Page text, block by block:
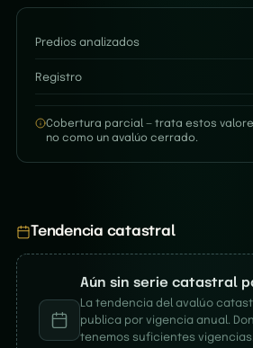
Predios analizados
Registro
Cobertura parcial — trata estos
no como un avalúo cerrado.
Tendencia catastral
Aún sin serie catastral
La tendencia del avalúo
publica por vigencia anual.
tenemos suficientes